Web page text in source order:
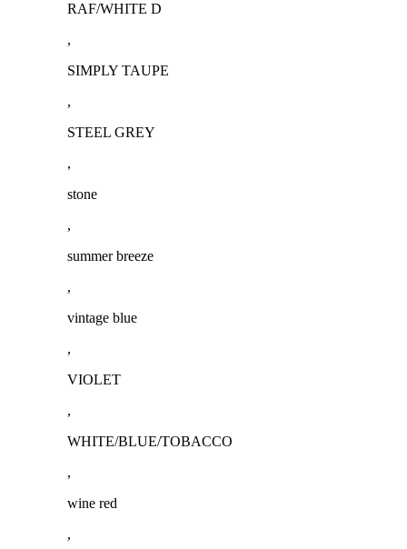
RAF/WHITE D
,
SIMPLY TAUPE
,
STEEL GREY
,
stone
,
summer breeze
,
vintage blue
,
VIOLET
,
WHITE/BLUE/TOBACCO
,
wine red
,